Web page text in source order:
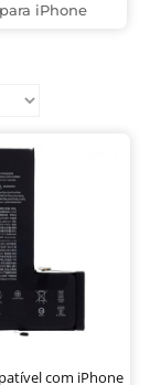
iPhone
com iPhone